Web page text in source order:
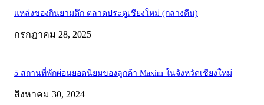
แหล่งของกินยามดึก ตลาดประตูเชียงใหม่ (กลางคืน)
กรกฎาคม 28, 2025
5 สถานที่พักผ่อนยอดนิยมของลูกค้า Maxim ในจังหวัดเชียงใหม่
สิงหาคม 30, 2024